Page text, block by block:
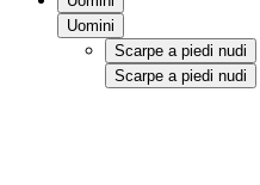
Uomini
Scarpe a piedi nudi
Scarpe a piedi nudi